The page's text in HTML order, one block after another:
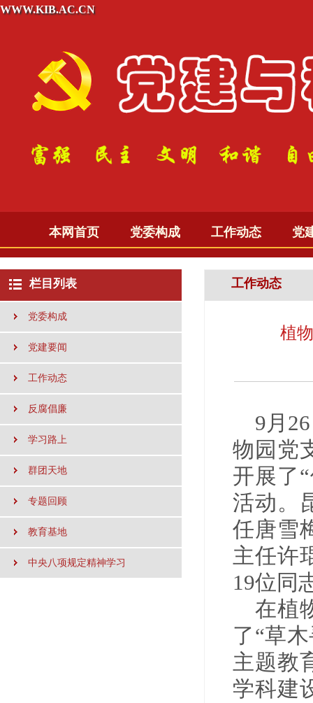
WWW.KIB.AC.CN
本网首页 党委构成 工作动态 党
栏目列表
党委构成
党建要闻
工作动态
反腐倡廉
学习路上
群团天地
专题回顾
教育基地
中央八项规定精神学习
工作动态
植
9月 26
物园党
开展了
活动。
任唐雪
主任许
19位同
在植
了“草
主题教
学科建